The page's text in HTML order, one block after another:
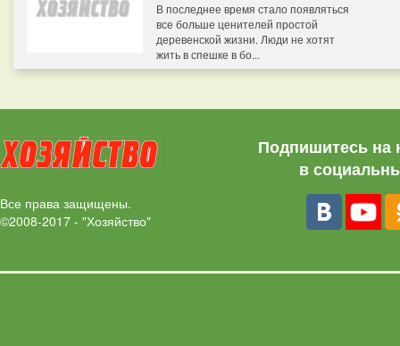
В последнее время стало появляться
все больше ценителей простой
деревенской жизни. Люди не хотят
жить в спешке в бо...
Все права защищены.
©2008-2017 - "Хозяйство"
Подпишитесь на
в